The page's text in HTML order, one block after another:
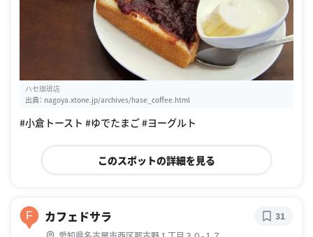
ハセ珈琲店
出典： nagoya.xtone.jp/archives/hase_coffee.html
#小倉トースト #ゆでたまご #ヨーグルト
このスポットの詳細を見る
F カフェドサラ 31